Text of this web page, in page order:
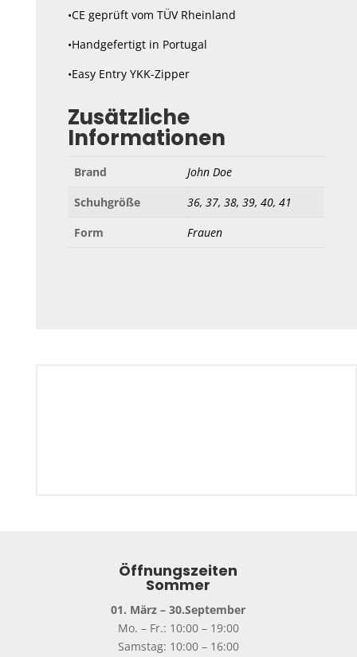
•CE geprüft vom TÜV Rheinland
•Handgefertigt in Portugal
•Easy Entry YKK-Zipper
Zusätzliche
Informationen
Brand
John Doe
Schuhgröße
36, 37, 38, 39, 40, 41
Form
Frauen
Öffnungszeiten
Sommer
01. März – 30.September
Mo. – Fr.: 10:00 – 19:00
Samstag: 10:00 – 16:00